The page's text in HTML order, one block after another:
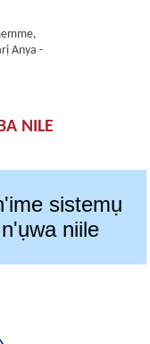
NILE
sistemụ
niile